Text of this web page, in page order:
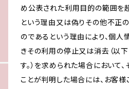
め公表された利用目的の範囲を
という理由又は偽りその他不正
のであるという理由により、個
きその利用の停止又は消去（以下
す。）を求められた場合において
ことが判明した場合には、お客